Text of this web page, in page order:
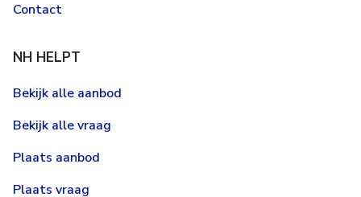
Contact
NH HELPT
Bekijk alle aanbod
Bekijk alle vraag
Plaats aanbod
Plaats vraag